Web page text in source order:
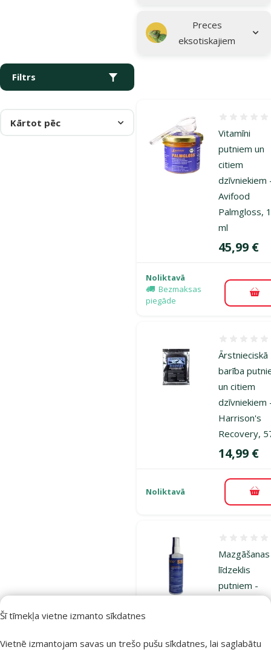
Šī tīmekļa vietne izmanto sīkdatnes
Vietnē izmantojam savas un trešo pušu sīkdatnes, lai saglabātu
Preces
eksotiskajiem
Filtrs
Kārtot pēc
Vitamīni
putniem un
citiem
dzīvniekiem
Avifood
Palmgloss,
ml
Cena
45,99 €
Noliktavā
Bezmaksas
piegāde
Ārstnieciskā
barība
un citiem
dzīvniekiem
Harrison's
Recovery,
Cena
14,99 €
Noliktavā
Mazgāšanas
līdzeklis
putniem -
30,99 €